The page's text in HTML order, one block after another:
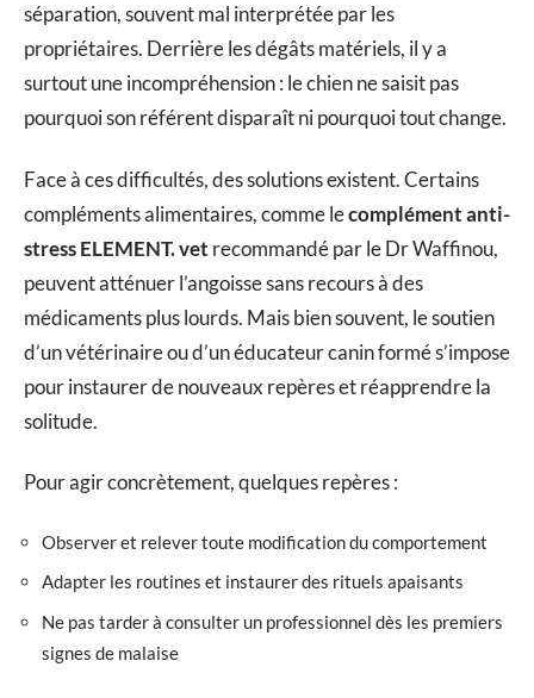
séparation, souvent mal interprétée par les
propriétaires. Derrière les dégâts matériels, il y a
surtout une incompréhension : le chien ne saisit pas
pourquoi son référent disparaît ni pourquoi tout change.
Face à ces difficultés, des solutions existent. Certains
compléments alimentaires, comme lecomplément anti-
stress ELEMENT. vet recommandé par le Dr Waffinou,
peuvent atténuer l’angoisse sans recours à des
médicaments plus lourds. Mais bien souvent, le soutien
d’un vétérinaire ou d’un éducateur canin formé s’impose
pour instaurer de nouveaux repères et réapprendre la
solitude.
Pour agir concrètement, quelques repères :
Observer et relever toute modification du comportement
Adapter les routines et instaurer des rituels apaisants
Ne pas tarder à consulter un professionnel dès les premiers
signes de malaise